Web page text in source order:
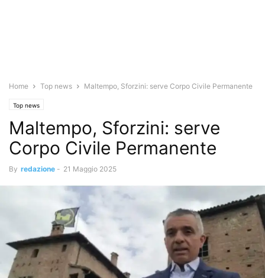
Home Top news Maltempo, Sforzini: serve Corpo Civile Permanente
Top news
Maltempo, Sforzini: serve
Corpo Civile Permanente
By redazione - 21 Maggio 2025